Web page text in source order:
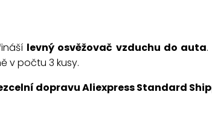
levný osvěžovač vzduchu do auta
v počtu 3 kusy.
dopravu Aliexpress Standard